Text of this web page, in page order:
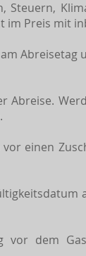
im Preis mit
Abreisetag
Abreise.
einen
vor dem